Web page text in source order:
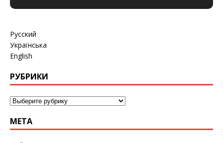
Русский
Українська
English
РУБРИКИ
МЕТА